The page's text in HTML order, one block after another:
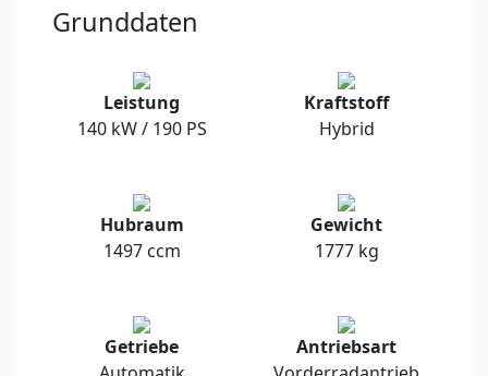
Grunddaten
Leistung
140 kW / 190 PS
Kraftstoff
Hybrid
Hubraum
1497 ccm
Gewicht
1777 kg
Getriebe
Antriebsart